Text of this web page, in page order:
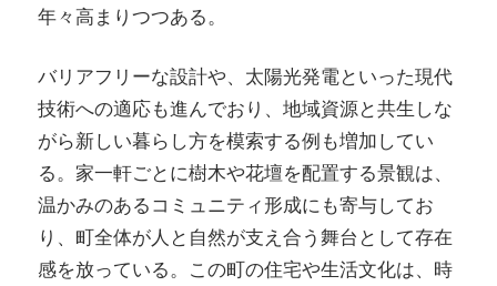
年々高まりつつある。
バリアフリーな設計や、太陽光発電といった現代
技術への適応も進んでおり、地域資源と共生しな
がら新しい暮らし方を模索する例も増加してい
る。家一軒ごとに樹木や花壇を配置する景観は、
温かみのあるコミュニティ形成にも寄与してお
り、町全体が人と自然が支え合う舞台として存在
感を放っている。この町の住宅や生活文化は、時